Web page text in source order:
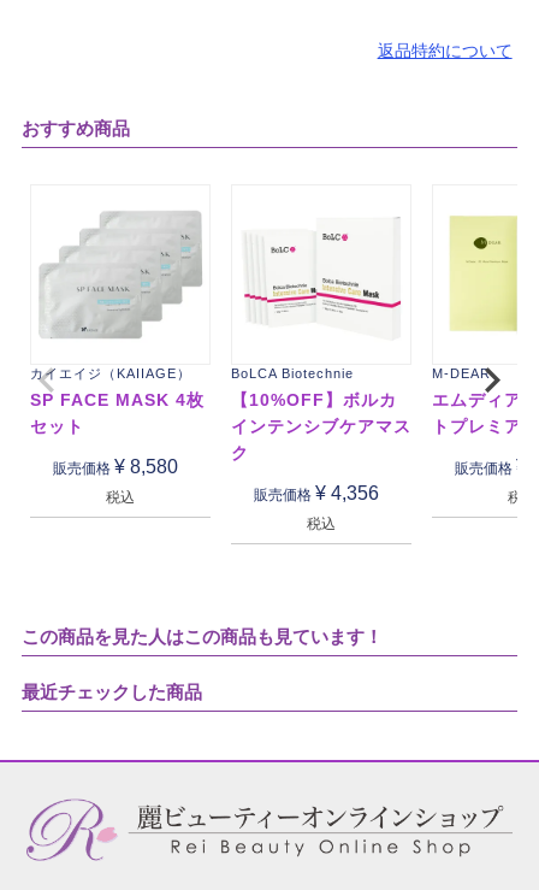
返品特約について
おすすめ商品
カイエイジ（KAIIAGE）
SP FACE MASK 4枚
セット
販売価格 ¥ 8,580
税込
BoLCA Biotechnie
【10%OFF】ボルカ
インテンシブケアマス
ク
販売価格 ¥ 4,356
税込
M-DEAR
エムディア
トプレミア
販売価格 ¥
税込
この商品を見た人はこの商品も見ています！
最近チェックした商品